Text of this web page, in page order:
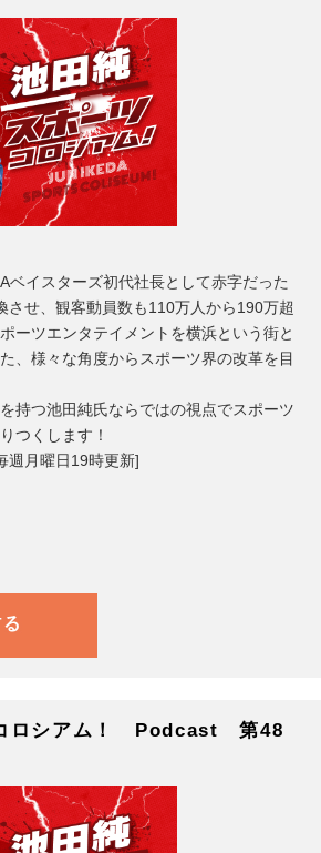
ベイスターズ初代社長として赤字だった
させ、観客動員数も110万人から190万超
ーツエンタテイメントを横浜という街と
、様々な角度からスポーツ界の改革を目
持つ池田純氏ならではの視点でスポーツ
つくします！
月曜日19時更新]
ロシアム！ Podcast 第48